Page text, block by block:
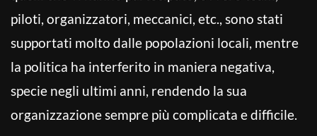
piloti, organizzatori, meccanici, etc., sono stati
supportati molto dalle popolazioni locali, mentre
la politica ha interferito in maniera negativa,
specie negli ultimi anni, rendendo la sua
organizzazione sempre più complicata e difficile.